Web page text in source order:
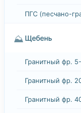
ПГС (песчано-
⛰️ Щебень
Гранитный фр.
Гранитный фр.
Гранитный фр.